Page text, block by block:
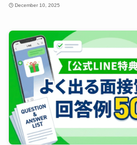
December 10, 2025